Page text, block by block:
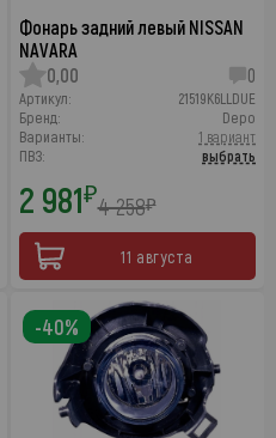
Фонарь задний левый NISSAN
NAVARA
0,00
0
Артикул:
21519K6LLDUE
Бренд:
Depo
Варианты:
1 вариант
ПВЗ:
выбрать
2 981₽4 258₽
11 августа
-40%